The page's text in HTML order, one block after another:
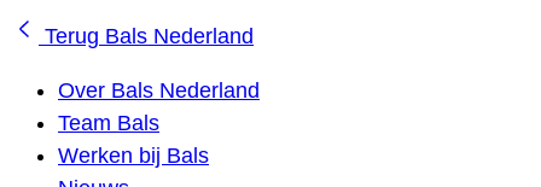
Terug Bals Nederland
Over Bals Nederland
Team Bals
Werken bij Bals